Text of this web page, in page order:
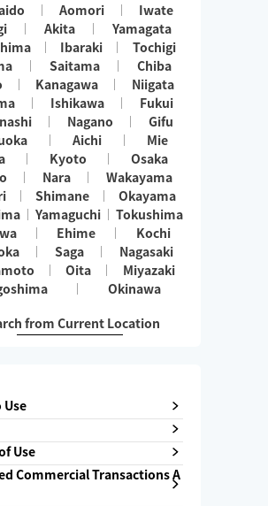
Aomori
Iwate
Akita
Yamagata
Ibaraki
Tochigi
Saitama
Chiba
Kanagawa
Niigata
Ishikawa
Fukui
Nagano
Gifu
Aichi
Mie
Kyoto
Osaka
Nara
Wakayama
Shimane
Okayama
Yamaguchi
Tokushima
Ehime
Kochi
Saga
Nagasaki
Oita
Miyazaki
Okinawa
from Current Location
Use
Commercial Transactions A